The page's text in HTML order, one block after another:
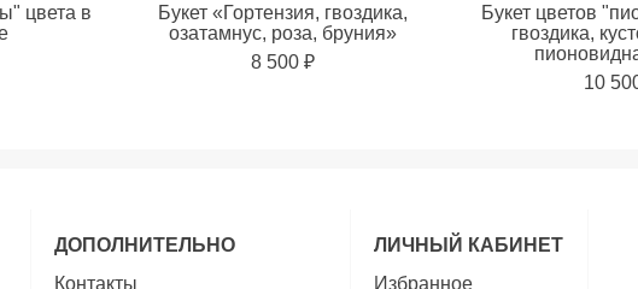
цвета в
Букет «Гортензия, гвоздика,
озатамнус, роза, бруния»
8 500 ₽
Букет цветов
гвоздика,
10
ДОПОЛНИТЕЛЬНО
Контакты
ЛИЧНЫЙ КАБИНЕТ
Избранное